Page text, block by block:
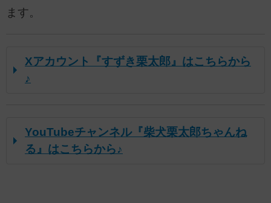
ます。
Xアカウント『すずき栗太郎』はこちらから
♪
YouTubeチャンネル『柴犬栗太郎ちゃんね
る』はこちらから♪